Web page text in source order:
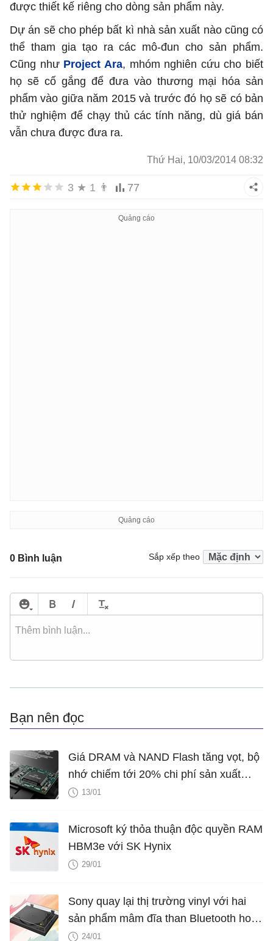
được thiết kế riêng cho dòng sản phẩm này.
Dự án sẽ cho phép bất kì nhà sản xuất nào cũng có
thể tham gia tạo ra các mô-đun cho sản phẩm.
Cũng như Project Ara, mhóm nghiên cứu cho biết
họ sẽ cố gắng để đưa vào thương mại hóa sản
phẩm vào giữa năm 2015 và trước đó họ sẽ có bản
thử nghiệm để chạy thủ các tính năng, dù giá bán
vẫn chưa được đưa ra.
Thứ Hai, 10/03/2014 08:32
3 ★ 1 👨 77
0 Bình luận Sắp xếp theo
Bạn nên đọc
Giá DRAM và NAND Flash tăng vọt, bộ
nhớ chiếm tới 20% chi phí sản xuất
smartphone
13/01
Microsoft ký thỏa thuận độc quyền RAM
HBM3e với SK Hynix
29/01
Sony quay lại thị trường vinyl với hai
sản phẩm mâm đĩa than Bluetooth hoàn
toàn mới
24/01